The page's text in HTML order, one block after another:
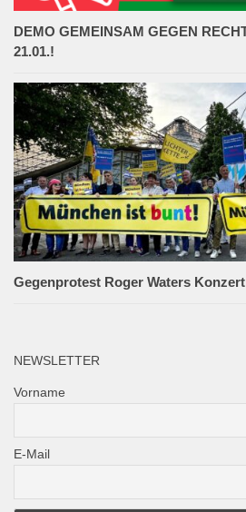
DEMO GEMEINSAM GEGEN
21.01.!
Gegenprotest Roger Waters Konzert
NEWSLETTER
Vorname
E-Mail